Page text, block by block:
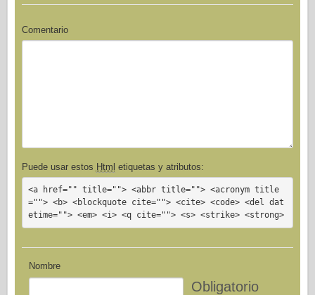
Comentario
Puede usar estos Html etiquetas y atributos:
<a href="" title=""> <abbr title=""> <acronym title
=""> <b> <blockquote cite=""> <cite> <code> <del dat
etime=""> <em> <i> <q cite=""> <s> <strike> <strong>
Nombre
Obligatorio